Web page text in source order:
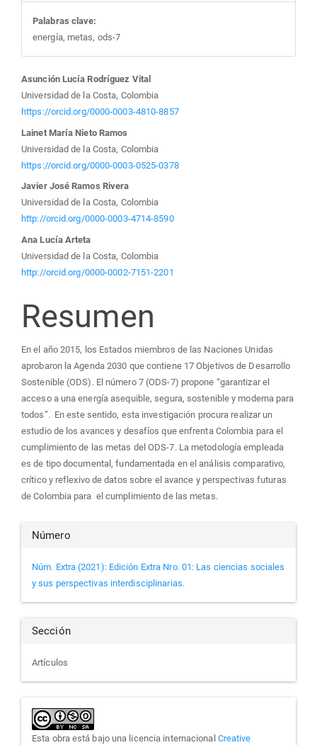
Palabras clave:
energía, metas, ods-7
Contenido
principal
del
artículo
Asunción Lucía Rodríguez Vital
Universidad de la Costa, Colombia
https://orcid.org/0000-0003-4810-8857
Lainet María Nieto Ramos
Universidad de la Costa, Colombia
https://orcid.org/0000-0003-0525-0378
Javier José Ramos Rivera
Universidad de la Costa, Colombia
http://orcid.org/0000-0003-4714-8590
Ana Lucía Arteta
Universidad de la Costa, Colombia
http://orcid.org/0000-0002-7151-2201
Resumen
En el año 2015, los Estados miembros de las Naciones Unidas
aprobaron la Agenda 2030 que contiene 17 Objetivos de Desarrollo
Sostenible (ODS). El número 7 (ODS-7) propone “garantizar el
acceso a una energía asequible, segura, sostenible y moderna para
todos”.En este sentido, esta investigación procura realizar un
estudio de los avances y desafíos que enfrenta Colombia para el
cumplimiento de las metas del ODS-7. La metodología empleada
es de tipo documental, fundamentada en el análisis comparativo,
crítico y reflexivo de datos sobre el avance y perspectivas futuras
de Colombia para el cumplimiento de las metas.
Detalles
del
artículo
Número
Núm. Extra (2021): Edición Extra Nro. 01: Las ciencias sociales
y sus perspectivas interdisciplinarias.
Sección
Artículos
Esta obra está bajo una licencia internacional Creative